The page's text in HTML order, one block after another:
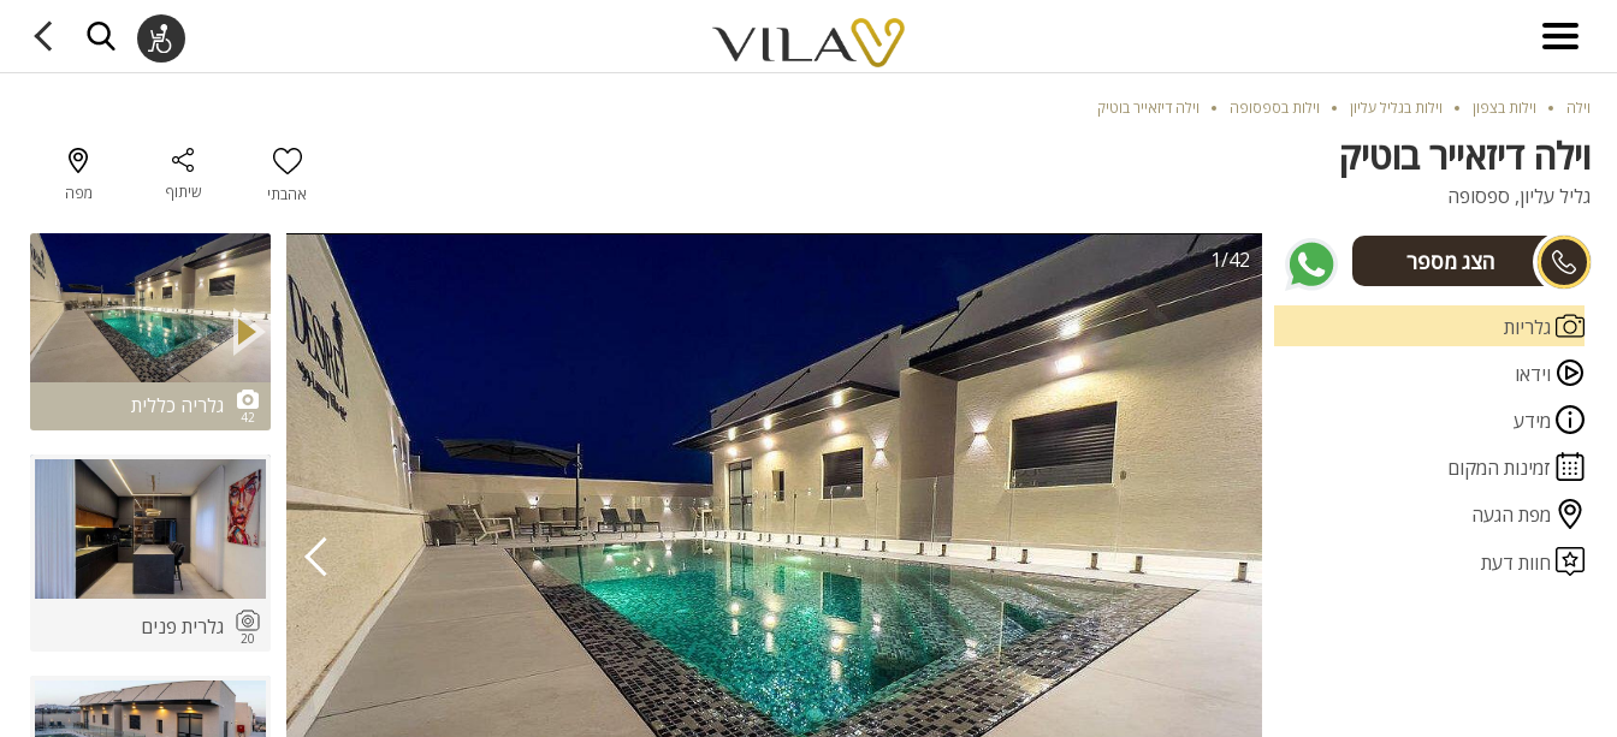
וילה וילות בצפון וילות בגליל עליון וילות בספסופה וילה דיזאייר בוטיק
וילה דיזאייר בוטיק
גליל עליון, ספסופה אהבתי שיתוף מפה
שאולי ונופר
גלריות
וידאו
מידע
זמינות המקום
מפת הגעה
חוות דעת
1/42
2/42
42 גלריה כללית
20 גלרית פנים